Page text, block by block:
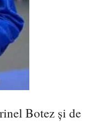
Botez și de